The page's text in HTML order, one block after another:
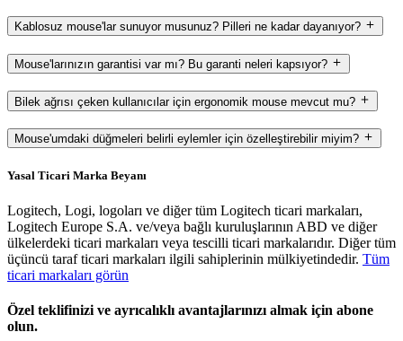
Kablosuz mouse'lar sunuyor musunuz? Pilleri ne kadar dayanıyor?
Mouse'larınızın garantisi var mı? Bu garanti neleri kapsıyor?
Bilek ağrısı çeken kullanıcılar için ergonomik mouse mevcut mu?
Mouse'umdaki düğmeleri belirli eylemler için özelleştirebilir miyim?
Yasal Ticari Marka Beyanı
Logitech, Logi, logoları ve diğer tüm Logitech ticari markaları,
Logitech Europe S.A. ve/veya bağlı kuruluşlarının ABD ve diğer
ülkelerdeki ticari markaları veya tescilli ticari markalarıdır. Diğer tüm
üçüncü taraf ticari markaları ilgili sahiplerinin mülkiyetindedir. Tüm
ticari markaları görün
Özel teklifinizi ve ayrıcalıklı avantajlarınızı almak için abone
olun.